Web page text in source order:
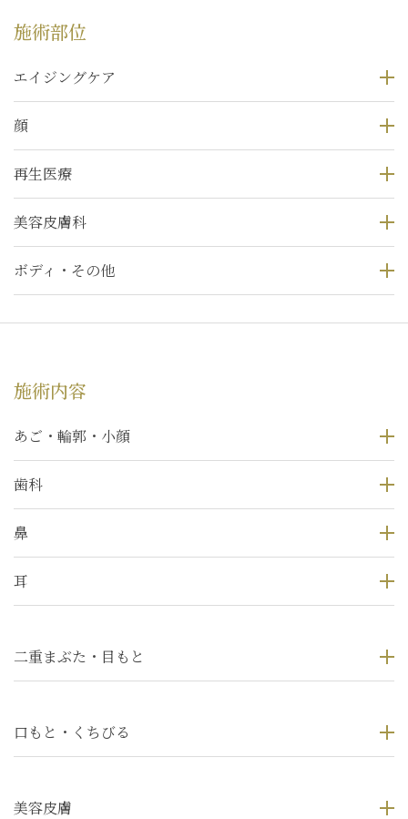
施術部位
エイジングケア
顔
再生医療
美容皮膚科
ボディ・その他
施術内容
あご・輪郭・小顔
歯科
鼻
耳
二重まぶた・目もと
口もと・くちびる
美容皮膚